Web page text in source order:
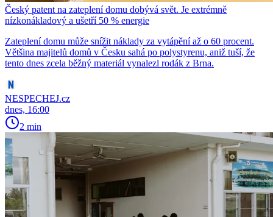
Český patent na zateplení domu dobývá svět. Je extrémně
nízkonákladový a ušetří 50 % energie
Zateplení domu může snížit náklady za vytápění až o 60 procent.
Většina majitelů domů v Česku sahá po polystyrenu, aniž tuší, že
tento dnes zcela běžný materiál vynalezl rodák z Brna.
NESPECHEJ.cz
dnes, 16:00
2 min